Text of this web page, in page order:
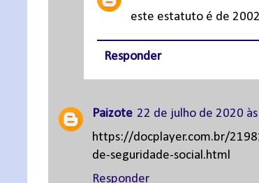
este estatuto é de
Responder
Paizote 22 de julho de 2020
https://docplayer.com.br/
de-seguridade-social.html
Responder